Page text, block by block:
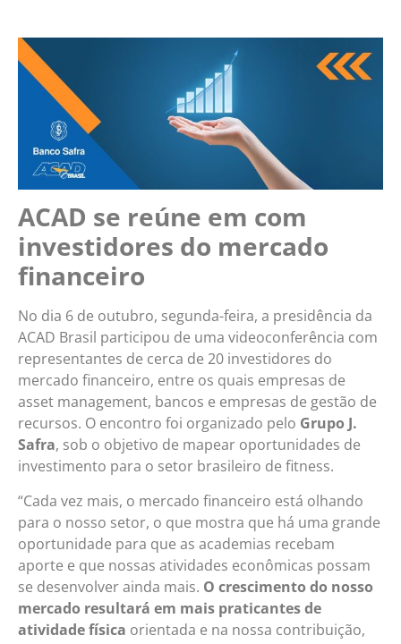
ACAD se reúne em com
investidores do mercado
financeiro
No dia 6 de outubro, segunda-feira, a presidência da
ACAD Brasil participou de uma videoconferência com
representantes de cerca de 20 investidores do
mercado financeiro, entre os quais empresas de
asset management, bancos e empresas de gestão de
recursos. O encontro foi organizado pelo Grupo J.
Safra, sob o objetivo de mapear oportunidades de
investimento para o setor brasileiro de fitness.
“Cada vez mais, o mercado financeiro está olhando
para o nosso setor, o que mostra que há uma grande
oportunidade para que as academias recebam
aporte e que nossas atividades econômicas possam
se desenvolver ainda mais. O crescimento do nosso
mercado resultará em mais praticantes de
atividade física orientada e na nossa contribuição,